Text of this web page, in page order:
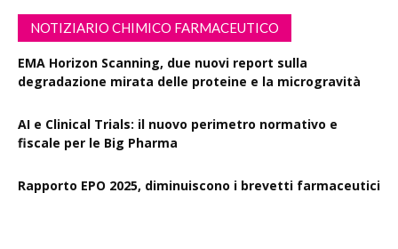
NOTIZIARIO CHIMICO FARMACEUTICO
EMA Horizon Scanning, due nuovi report sulla
degradazione mirata delle proteine e la microgravità
AI e Clinical Trials: il nuovo perimetro normativo e
fiscale per le Big Pharma
Rapporto EPO 2025, diminuiscono i brevetti farmaceutici